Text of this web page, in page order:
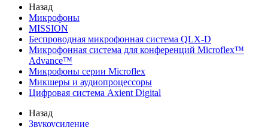
Назад
Микрофоны
MISSION
Беспроводная микрофонная система QLX-D
Микрофонная система для конференций Microflex™
Advance™
Микрофоны серии Microflex
Микшеры и аудиопроцессоры
Цифровая система Axient Digital
Назад
Звукоусиление